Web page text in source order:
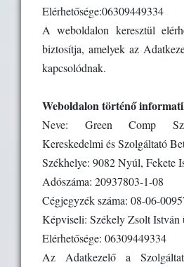
Elérhetősége:06309449334
A weboldalon keresztül
biztosítja, amelyek az
kapcsolódnak.
Weboldalon történő
Neve: Green Comp
Kereskedelmi és Szolgáltató
Székhelye: 9082 Nyúl, Fekete
Adószáma: 20937803-1-08
Cégjegyzék száma: 08-06-
Képviseli: Székely Zsolt István
Elérhetősége: 06309449334
Az Adatkezelő a